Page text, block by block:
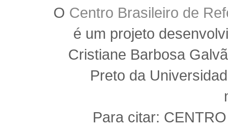
O Centro Brasileiro de
é um projeto
Cristiane Barbosa
Preto da
Para citar: